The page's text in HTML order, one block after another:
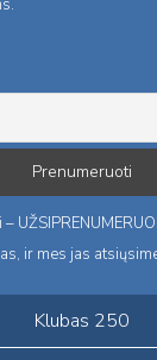
ir mes jas
Klubas 250